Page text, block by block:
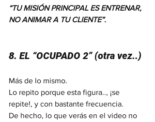
“TU MISIÓN PRINCIPAL ES ENTRENAR,
NO ANIMAR A TU CLIENTE”.
8. EL “OCUPADO 2” (otra vez..)
Más de lo mismo.
Lo repito porque esta figura.., ¡se
repite!, y con bastante frecuencia.
De hecho, lo que verás en el video no